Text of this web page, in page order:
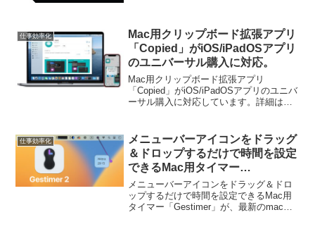
仕事効率化
Mac用クリップボード拡張アプリ
「Copied」がiOS/iPadOSアプリ
のユニバーサル購入に対応。
Mac用クリップボード拡張アプリ
「Copied」がiOS/iPadOSアプリのユニバ
ーサル購入に対応しています。詳細は以
仕事効率化
メニューバーアイコンをドラッグ
＆ドロップするだけで時間を設定
できるMac用タイマー
「Gestimer」が、最新のmacOS
やリマインダーとの同期をサポー
トし「Gestimer v2」としてリリ
メニューバーアイコンをドラッグ＆ドロ
ップするだけで時間を設定できるMac用
タイマー「Gestimer」が、最新のmacOS